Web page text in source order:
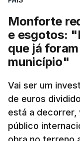
Monforte
e esgotos:
que já
município"
Vai ser um
de euros
está a decorrer,
público